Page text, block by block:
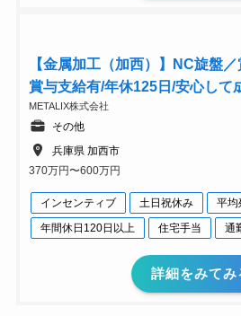
【金属加工（加西）】NC旋盤
賞与支給有/年休125日/安心して
METALIX株式会社
その他
兵庫県 加西市
370万円〜600万円
インセンティブ 土日祝休み
平均
年間休日120日以上
住宅手当 通
詳細をみてみ